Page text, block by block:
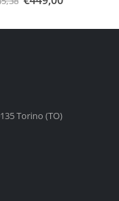
Torino (TO)